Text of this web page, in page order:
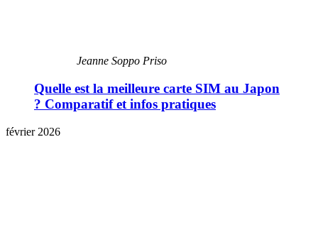
Jeanne Soppo Priso
Quelle est la meilleure carte SIM au Japon
? Comparatif et infos pratiques
février 2026